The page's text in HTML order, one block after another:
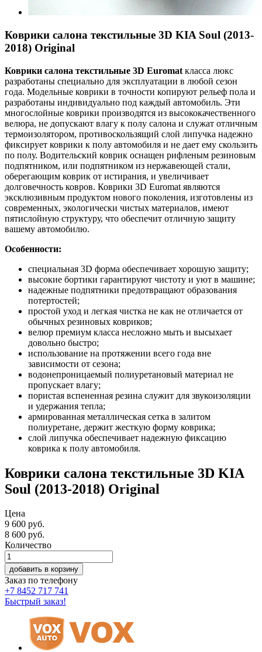
Коврики салона текстильные 3D KIA Soul (2013-
2018) Original
Коврики салона текстильные 3D Euromat класса люкс
разработаны специально для эксплуатации в любой сезон
года. Модельные коврики в точности копируют рельеф пола и
разработаны индивидуально под каждый автомобиль. Эти
многослойные коврики производятся из высококачественного
велюра, не допускают влагу к полу салона и служат отличным
термоизолятором, противоскользящий слой липучка надежно
фиксирует коврики к полу автомобиля и не дает ему скользить
по полу. Водительский коврик оснащен рифленым резиновым
подпятником, или подпятником из нержавеющей стали,
оберегающим коврик от истирания, и увеличивает
долговечность ковров. Коврики 3D Euromat являются
эксклюзивным продуктом нового поколения, изготовлены из
современных, экологически чистых материалов, имеют
пятислойную структуру, что обеспечит отличную защиту
вашему автомобилю.
Особенности:
специальная 3D форма обеспечивает хорошую защиту;
высокие бортики гарантируют чистоту и уют в машине;
надежные подпятники предотвращают образования
потертостей;
простой уход и легкая чистка не как не отличается от
обычных резиновых ковриков;
велюр премиум класса несложно мыть и высыхает
довольно быстро;
использование на протяжении всего года вне
зависимости от сезона;
водонепроницаемый полиуретановый материал не
пропускает влагу;
пористая вспененная резина служит для звукоизоляции
и удержания тепла;
армированная металлическая сетка в залитом
полиуретане, держит жесткую форму коврика;
слой липучка обеспечивает надежную фиксацию
коврика к полу автомобиля.
Коврики салона текстильные 3D KIA
Soul (2013-2018) Original
Цена
9 600 руб.
8 600 руб.
Количество
добавить в корзину
Заказ по телефону
+7 8452 717 741
Быстрый заказ!